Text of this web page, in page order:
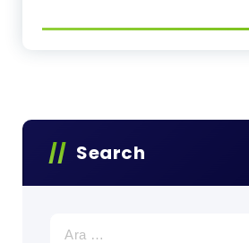
Search